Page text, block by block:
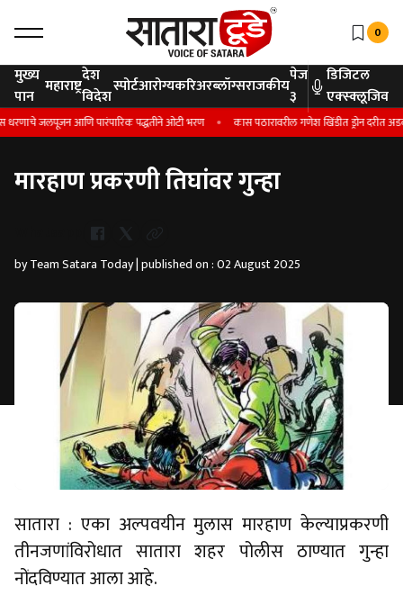
0
मुख्य
पान महाराष्ट्रदेश
विदेशस्पोर्टआरोग्यकरिअरब्लॉग्सराजकीयपेज
३
डिजिटल
एक्स्क्लूजिव
जलपूजन आणि पारंपारिक पद्धतीने ओटी भरण कास पठारावरील गणेश खिंडीत ड्रोन दरीत
मारहाण प्रकरणी तिघांवर गुन्हा
by Team Satara Today | published on : 02 August 2025
सातारा : एका अल्पवयीन मुलास मारहाण केल्याप्रकरणी
तीनजणांविरोधात सातारा शहर पोलीस ठाण्यात गुन्हा
नोंदविण्यात आला आहे.